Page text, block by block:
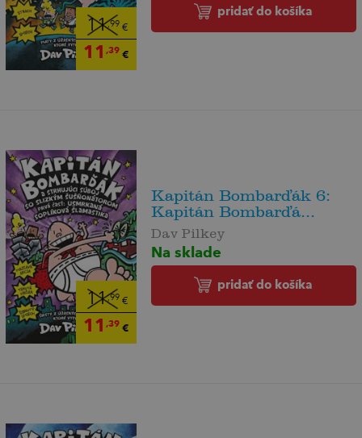
11,99 €
11 ,39€
pridať do košíka
11,99 €
11 ,39€
Kapitán Bombarďák 6:
Kapitán Bombarďá...
Dav Pilkey
Na sklade
pridať do košíka